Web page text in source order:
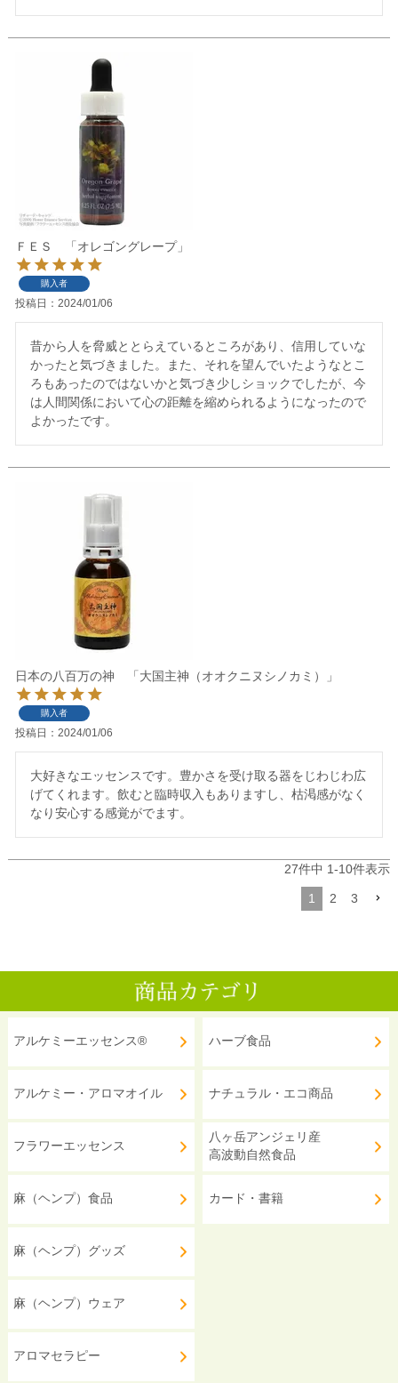
ＦＥＳ 「オレゴングレープ」
購入者
投稿日 2024/01/06
昔から人を脅威ととらえているところがあり、信用していな
かったと気づきました。また、それを望んでいたようなとこ
ろもあったのではないかと気づき少しショックでしたが、今
は人間関係において心の距離を縮められるようになったので
よかったです。
日本の八百万の神 「大国主神（オオクニヌシノカミ）」
購入者
投稿日 2024/01/06
大好きなエッセンスです。豊かさを受け取る器をじわじわ広
げてくれます。飲むと臨時収入もありますし、枯渇感がなく
なり安心する感覚がでます。
27件中 1-10件表示
1 2 3
アルケミーエッセンス®
アルケミー・アロマオイル
フラワーエッセンス
麻（ヘンプ）食品
麻（ヘンプ）グッズ
麻（ヘンプ）ウェア
アロマセラピー
ハーブ食品
ナチュラル・エコ商品
八ヶ岳アンジェリ産
高波動自然食品
カード・書籍